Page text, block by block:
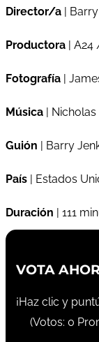
Director/a |
Productora | A24
Fotografía |
Música |
Guión | Barry
País | Estados
Duración | 111
VOTA
¡Haz clic y
(Votos: 0